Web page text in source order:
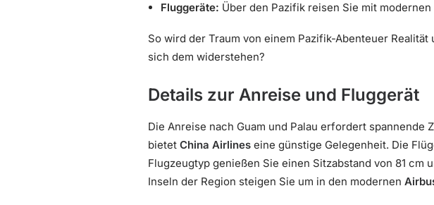
Fluggeräte: Über den Pazifik reisen Sie mit
So wird der Traum von einem Pazifik-Abenteuer
sich dem widerstehen?
Details zur Anreise und Fluggerät
Die Anreise nach Guam und Palau erfordert
bietet China Airlines eine günstige Gelegenheit. Die
Flugzeugtyp genießen Sie einen Sitzabstand von 81
Inseln der Region steigen Sie um in den modernen